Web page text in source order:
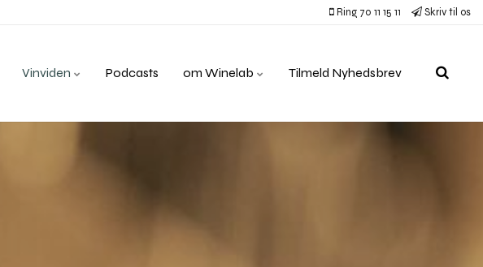
Ring 70 11 15 11 Skriv til os
Vinviden Podcasts om Winelab Tilmeld Nyhedsbrev